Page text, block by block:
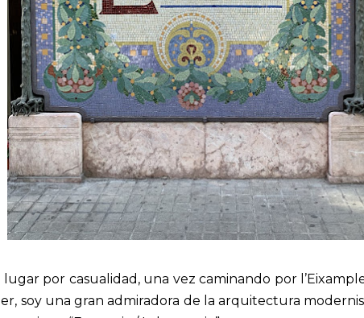
por casualidad, una vez caminando por
soy una gran admiradora de la arquitectura